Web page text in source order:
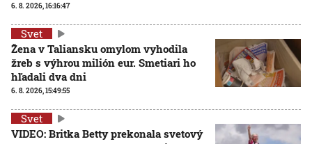
6. 8. 2026, 16:16:47
Svet
Žena v Taliansku omylom vyhodila
žreb s výhrou milión eur. Smetiari ho
hľadali dva dni
6. 8. 2026, 15:49:55
Svet
VIDEO: Britka Betty prekonala svetový